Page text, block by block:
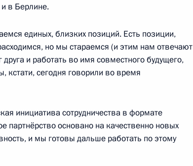
офицеров по случаю
должности
званий
в Берлине.
единых, близких позиций. Есть позиции,
но мы стараемся (и этим нам отвечают
и работать во имя совместного будущего,
кстати, сегодня говорили во время
инициатива сотрудничества в формате
партнёрство основано на качественно новых
и мы готовы дальше работать по этому